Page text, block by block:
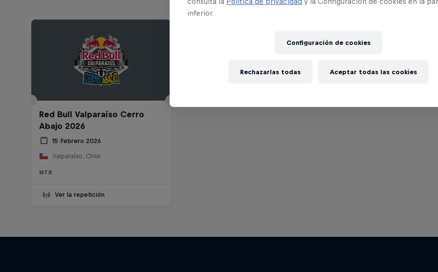
Red Bull Valparaíso Cerro
Abajo 2026
15 Febrero 2026
Valparaíso, Chile
MTB
Ver la repetición
inferior.
Configuración de cookies
Rechazarlas todas Aceptar todas las cookies